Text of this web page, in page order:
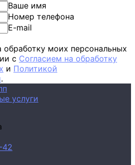
Ваше имя
Номер телефона
E-mail
обработку моих персональных
с Согласием на обработку
и Политикой
.
услуги
42